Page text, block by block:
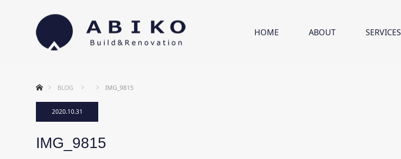
HOME ABOUT SERVICES
BLOG
IMG_9815
2020.10.31
IMG_9815